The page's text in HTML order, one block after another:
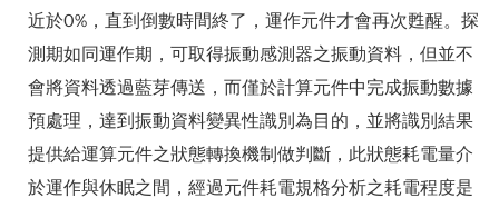
近於0%，直到倒數時間終了，運作元件才會再次甦醒。探
測期如同運作期，可取得振動感測器之振動資料，但並不
會將資料透過藍芽傳送，而僅於計算元件中完成振動數據
預處理，達到振動資料變異性識別為目的，並將識別結果
提供給運算元件之狀態轉換機制做判斷，此狀態耗電量介
於運作與休眠之間，經過元件耗電規格分析之耗電程度是